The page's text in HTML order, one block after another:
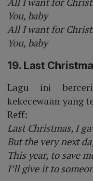
You, baby
All I want for
You, baby
19. Last
Lagu ini
kekecewaan yang
Reff:
Last Christmas, I
But the very next
This year, to save
I’ll give it to